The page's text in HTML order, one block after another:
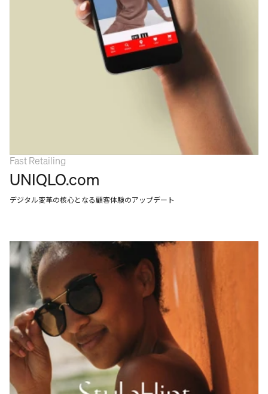
Fast Retailing
UNIQLO.com
デジタル変革の核心となる顧客体験のアップデート